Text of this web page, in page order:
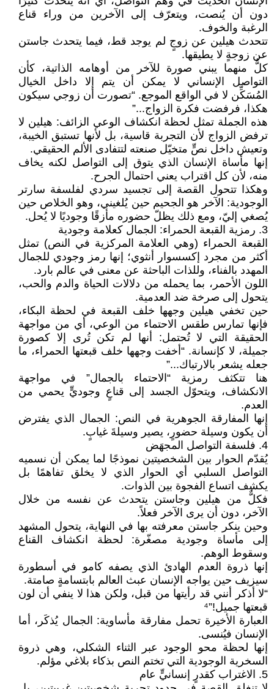
دون أن يُنصت، ويتعرّف إلى الآخرين من وراء قناع
الرغبة والخوف.
تتحدث هيلين عن زوجٍ لم يوجد قط، فيما يتحدث جاستن
عن زوجةٍ لا يطيقها.
كلٌّ منهما يبني صورة للآخر من أوهامه الذاتية، كأن
التواصل الإنساني لا يمكن أن يتم إلا داخل الخيال
المُسَكِّن لا في الواقع الموجع. “تصورت أن زوجي سيكون
هكذا، فرفضت فكرة الزواج...”
هذه الجملة تمثل لحظة انكشاف الوعي الزائف: هيلين لا
ترفض الزواج لأن التجربة قاسية، بل لأنها تستبق الخيبة،
وتعيش داخل نصٍّ متخيّل صنعته لتتفادى الألم الحقيقي.
إنها مأساة الإنسان الذي يتوق إلى التواصل لكنه يخاف
منه، لأن كل اقتراب يعني احتمال الجرح.
وهكذا تتحول القصة إلى تجسيد سردي لفلسفة سارتر
الوجودية: الآخر هو الجحيم حين يُلغيني، وهو الخلاص حين
يُصغي إليّ، ومع ذلك يظلّ حضوره مأزقًا وجوديًا لا يُحل.
3. رمزية القبعة الحمراء: الجمال كعلامة وجودية
القبعة الحمراء (وهي العلامة المركزية في النص) تمثل
أكثر من مجرد إكسسوار أنثوي؛ إنها رمز وجودي للجمال
المهدد بالفناء، وللذات الباحثة عن معنى في عالم بارد.
اللون الأحمر، بما يحمله من دلالات الحياة والدم والحب،
يتحول إلى صرخة ضد العدمية.
حين تخفي هيلين وجهها خلف القبعة في لحظة البكاء،
فإنها تمارس طقس الاحتماء من الوعي، أي من مواجهة
الحقيقة التي لا تُحتمل: أنها لم تكن تُرى إلا كصورة
جميلة، لا كإنسانة. “أخفت وجهها خلف قبعتها الحمراء، ما
جعله يشعر بالارتباك...”
هنا تتكثف رمزية “الاحتماء بالجمال” في مواجهة
الانكشاف، ويتحوّل الجسد إلى قناعٍ وجوديٍّ يحمي من
العدم.
إنها المفارقة الجوهرية في النص: الجمال الذي يفترض
أن يكون وسيلة حضورٍ، يصير وسيلةَ غيابٍ.
4. فلسفة التواصل المجهَض
يُقدّم الحوار بين الشخصيتين نموذجًا لما يمكن أن نسميه
التواصل السلبي أي الحوار الذي لا يخلق تفاهمًا بل
يكشف اتساع الفجوة بين الذوات.
فكلٌّ من هيلين وجاستن يتحدث عن نفسه من خلال
الآخر، دون أن يرى الآخر فعلاً.
وحين ينكر جاستن معرفته بها في النهاية، يتحول المشهد
إلى مأساة وجودية مصغّرة: لحظة انكشاف القناع
وسقوط الوهم.
إنها ذروة العدم الهادئ الذي يصفه كامو في أسطورة
سيزيف حين يواجه الإنسان عبث العالم بابتسامةٍ صامتة.
“لا أذكر أنني قد رأيتها من قبل، ولكن هذا لا ينفي أن لون
قبعتها جميل!”⁴
العبارة الأخيرة تحمل مفارقة مأساوية: الجمال يُذكَر، أما
الإنسان فيُنسى.
إنها لحظة محو الوجود عبر الثناء الشكلي، وهي ذروة
السخرية الوجودية التي تختم النص بذكاء بلاغي مؤلم.
5. الاغتراب كقدرٍ إنسانيٍّ عام